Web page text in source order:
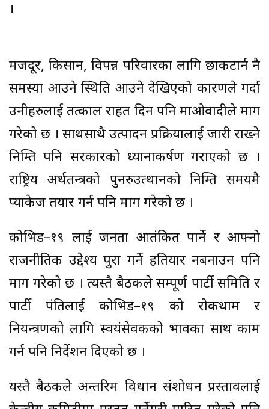
।
मजदूर, किसान, विपन्न परिवारका लागि छाकटार्न नै
समस्या आउने स्थिति आउने देखिएको कारणले गर्दा
उनीहरुलाई तत्काल राहत दिन पनि माओवादीले माग
गरेको छ । साथसाथै उत्पादन प्रक्रियालाई जारी राख्ने
निम्ति पनि सरकारको ध्यानाकर्षण गराएको छ ।
राष्ट्रिय अर्थतन्त्रको पुनरुउत्थानको निम्ति समयमै
प्याकेज तयार गर्न पनि माग गरेको छ ।
कोभिड–१९ लाई जनता आतंकित पार्ने र आफ्नो
राजनीतिक उद्देश्य पुरा गर्ने हतियार नबनाउन पनि
माग गरेको छ । त्यस्तै बैठकले सम्पूर्ण पार्टी समिति र
पार्टी पंतिलाई कोभिड–१९ को रोकथाम र
नियन्त्रणको लागि स्वयंसेवकको भावका साथ काम
गर्न पनि निर्देशन दिएको छ ।
यस्तै बैठकले अन्तरिम विधान संशोधन प्रस्तावलाई